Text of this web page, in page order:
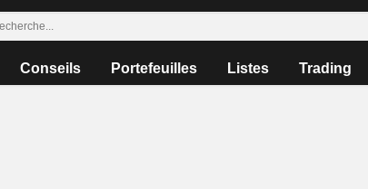
Conseils Portefeuilles Listes Trading